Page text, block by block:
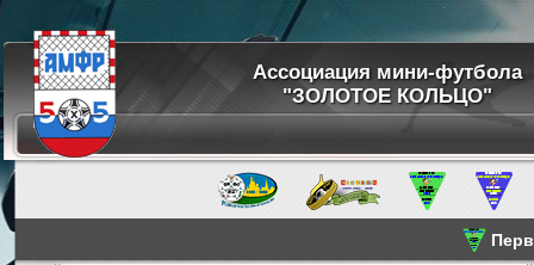
Ассоциация мини-футбола
"ЗОЛОТОЕ КОЛЬЦО"